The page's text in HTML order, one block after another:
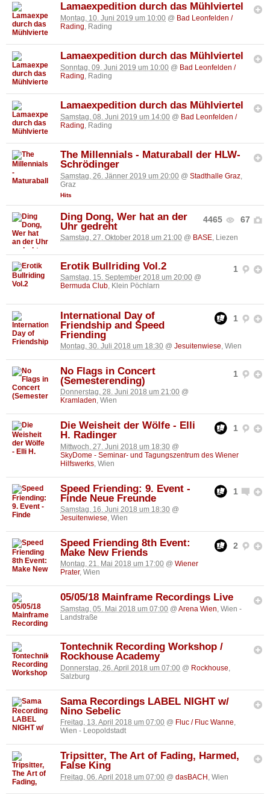
Lamaexpedition durch das Mühlviertel
Montag, 10. Juni 2019 um 10:00 @ Bad Leonfelden /
Rading , Rading
Lamaexpedition durch das Mühlviertel
Sonntag, 09. Juni 2019 um 10:00 @ Bad Leonfelden /
Rading , Rading
Lamaexpedition durch das Mühlviertel
Samstag, 08. Juni 2019 um 14:00 @ Bad Leonfelden /
Rading , Rading
The Millennials - Maturaball der HLW-
Schrödinger
Samstag, 26. Jänner 2019 um 20:00 @ Stadthalle Graz
Graz
Hits
4465 67
Ding Dong, Wer hat an der
Uhr gedreht
Samstag, 27. Oktober 2018 um 21:00 @ BASE, Liezen
1
Erotik Bullriding Vol.2
Samstag, 15. September 2018 um 20:00 @
Bermuda Club, Klein Pöchlarn
1
International Day of
Friendship and Speed
Friending
Montag, 30. Juli 2018 um 18:30 @ Jesuitenwiese, Wien
1
No Flags in Concert
(Semesterending)
Donnerstag, 28. Juni 2018 um 21:00 @
Kramladen, Wien
1
Die Weisheit der Wölfe - Elli
H. Radinger
Mittwoch, 27. Juni 2018 um 18:30 @
SkyDome - Seminar- und Tagungszentrum des Wiener
Hilfswerks , Wien
1
Speed Friending: 9. Event -
Finde Neue Freunde
Samstag, 16. Juni 2018 um 18:30 @
Jesuitenwiese, Wien
2
Speed Friending 8th Event:
Make New Friends
Montag, 21. Mai 2018 um 17:00 @ Wiener
Prater, Wien
05/05/18 Mainframe Recordings Live
Samstag, 05. Mai 2018 um 07:00 @ Arena Wien, Wien -
Landstraße
Tontechnik Recording Workshop /
Rockhouse Academy
Donnerstag, 26. April 2018 um 07:00 @ Rockhouse,
Salzburg
Sama Recordings LABEL NIGHT w/
Nino Sebelic
Freitag, 13. April 2018 um 07:00 @ Fluc / Fluc Wanne,
Wien - Leopoldstadt
Tripsitter, The Art of Fading, Harmed,
False King
Freitag, 06. April 2018 um 07:00 @ dasBACH , Wien